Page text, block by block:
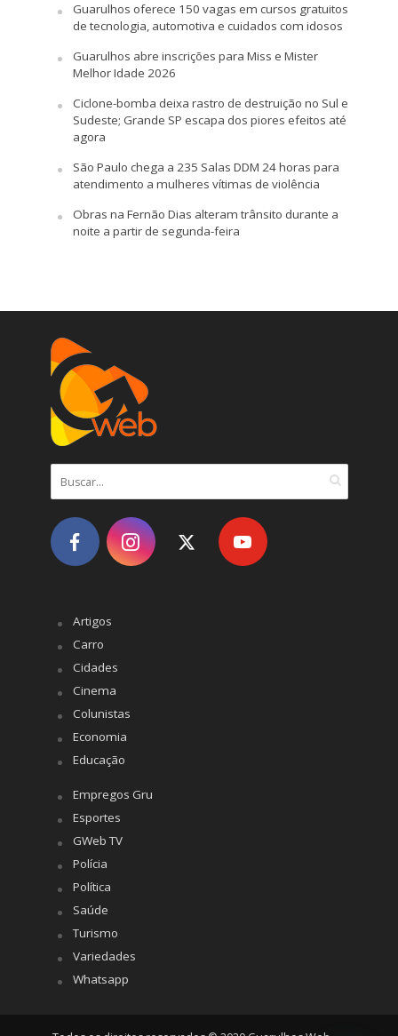
Guarulhos oferece 150 vagas em cursos gratuitos
de tecnologia, automotiva e cuidados com idosos
Guarulhos abre inscrições para Miss e Mister
Melhor Idade 2026
Ciclone-bomba deixa rastro de destruição no Sul e
Sudeste; Grande SP escapa dos piores efeitos até
agora
São Paulo chega a 235 Salas DDM 24 horas para
atendimento a mulheres vítimas de violência
Obras na Fernão Dias alteram trânsito durante a
noite a partir de segunda-feira
Artigos
Carro
Cidades
Cinema
Colunistas
Economia
Educação
Empregos Gru
Esportes
GWeb TV
Polícia
Política
Saúde
Turismo
Variedades
Whatsapp